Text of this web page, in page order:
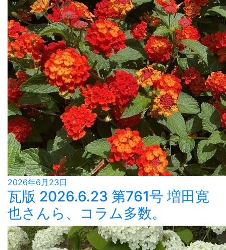
2026年6月23日
瓦版 2026.6.23 第761号 増田寛
也さんら、コラム多数。